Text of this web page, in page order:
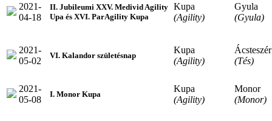
2021-
04-18
II. Jubileumi XXV. Medivid Agility
Upa és XVI. ParAgility Kupa
Kupa
(Agility)
Gyula
(Gyula)
2021-
05-02
VI. Kalandor születésnap
Kupa
(Agility)
Ácsteszér
(Tés)
2021-
05-08
I. Monor Kupa
Kupa
(Agility)
Monor
(Monor)